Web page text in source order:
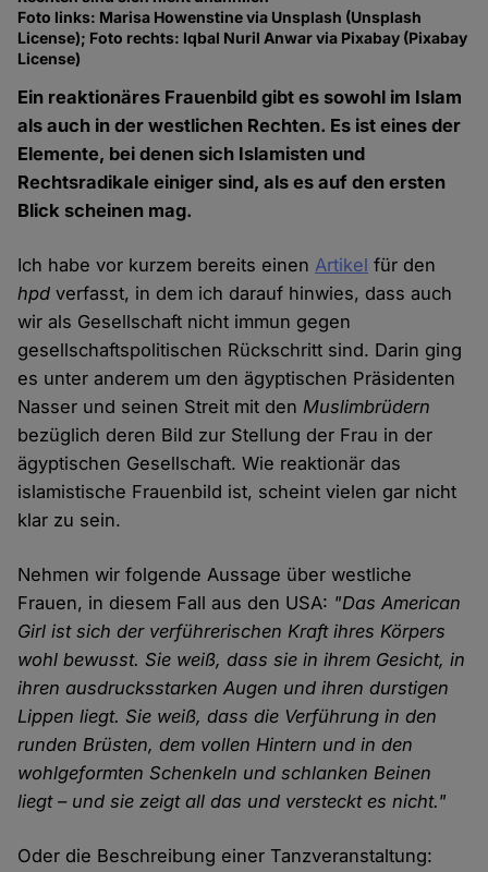
Foto links: Marisa Howenstine via Unsplash (Unsplash
License); Foto rechts: Iqbal Nuril Anwar via Pixabay (Pixabay
License)
Ein reaktionäres Frauenbild gibt es sowohl im Islam
als auch in der westlichen Rechten. Es ist eines der
Elemente, bei denen sich Islamisten und
Rechtsradikale einiger sind, als es auf den ersten
Blick scheinen mag.
Ich habe vor kurzem bereits einenArtikel für den
hpd verfasst, in dem ich darauf hinwies, dass auch
wir als Gesellschaft nicht immun gegen
gesellschaftspolitischen Rückschritt sind. Darin ging
es unter anderem um den ägyptischen Präsidenten
Nasser und seinen Streit mit denMuslimbrüdern
bezüglich deren Bild zur Stellung der Frau in der
ägyptischen Gesellschaft. Wie reaktionär das
islamistische Frauenbild ist, scheint vielen gar nicht
klar zu sein.
Nehmen wir folgende Aussage über westliche
Frauen, in diesem Fall aus den USA: "Das American
Girl ist sich der verführerischen Kraft ihres Körpers
wohl bewusst. Sie weiß, dass sie in ihrem Gesicht, in
ihren ausdrucksstarken Augen und ihren durstigen
Lippen liegt. Sie weiß, dass die Verführung in den
runden Brüsten, dem vollen Hintern und in den
wohlgeformten Schenkeln und schlanken Beinen
liegt – und sie zeigt all das und versteckt es nicht."
Oder die Beschreibung einer Tanzveranstaltung: